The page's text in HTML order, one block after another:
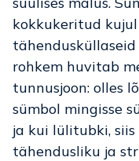
kokkukeritud
rohkem huvitab
tunnusjoon: olles
sümbol mingisse
ja kui lülitubki,
tähendusliku ja